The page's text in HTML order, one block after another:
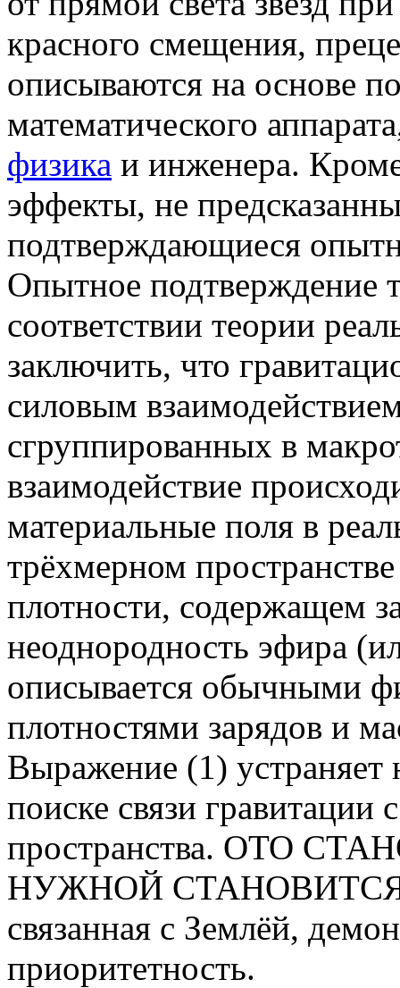
красного смещения,
описываются на основе
математического
физика и инженера.
эффекты, не
подтверждающиеся
Опытное подтверждение
соответствии теории
заключить, что
силовым
сгруппированных в
взаимодействие
материальные поля в
трёхмерном
плотности, содержащем
неоднородность эфира
описывается обычными
плотностями зарядов и
Выражение (1) устраняет
поиске связи гравитации
пространства. ОТО
НУЖНОЙ СТАНОВИТСЯ и
связанная с Землёй,
приоритетность.